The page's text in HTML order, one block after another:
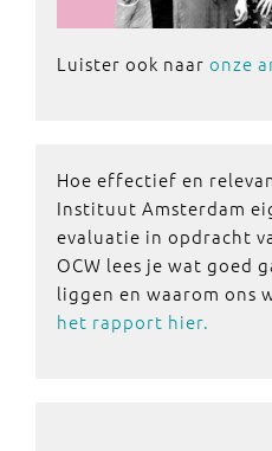
Luister ook naar onze
Hoe effectief en
Instituut Amsterdam
evaluatie in opdracht
OCW lees je wat goed
liggen en waarom ons
het rapport hier.